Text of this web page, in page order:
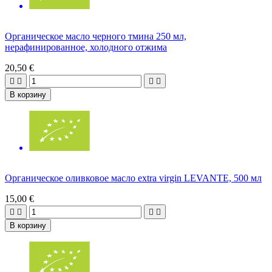
Органическое масло черного тмина 250 мл,
нерафинированное, холодного отжима
20,50 €
   
В корзину
Органическое оливковое масло extra virgin LEVANTE, 500 мл
15,00 €
   
В корзину